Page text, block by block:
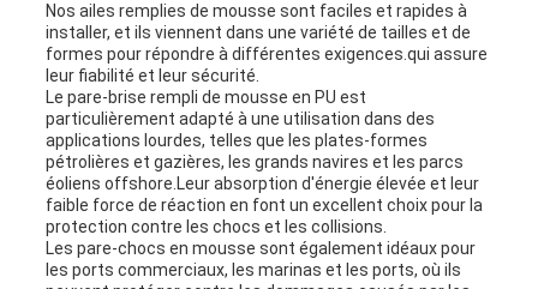
Nos ailes remplies de mousse sont faciles et rapides à
installer, et ils viennent dans une variété de tailles et de
formes pour répondre à différentes exigences.qui assure
leur fiabilité et leur sécurité.
Le pare-brise rempli de mousse en PU est
particulièrement adapté à une utilisation dans des
applications lourdes, telles que les plates-formes
pétrolières et gazières, les grands navires et les parcs
éoliens offshore.Leur absorption d'énergie élevée et leur
faible force de réaction en font un excellent choix pour la
protection contre les chocs et les collisions.
Les pare-chocs en mousse sont également idéaux pour
les ports commerciaux, les marinas et les ports, où ils